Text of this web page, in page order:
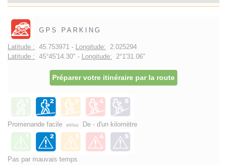
GPS PARKING
Latitude : 45.753971 - Longitude: 2.025294
Latitude : 45°45'14.30" - Longitude: 2°1'31.06"
Préparer votre itinéraire par la route
Promenande facile et/ou De - d'un kilomètre
Pas par mauvais temps